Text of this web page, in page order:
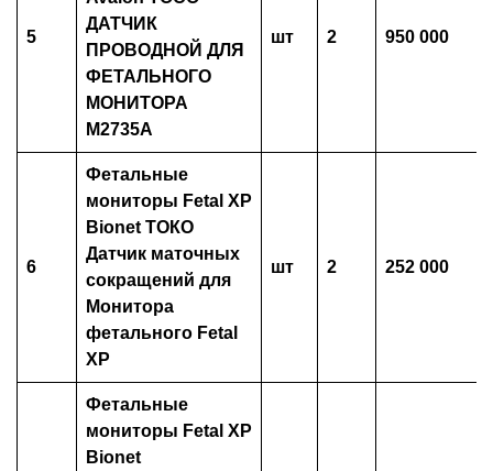
5
ДАТЧИК
ПРОВОДНОЙ ДЛЯ
ФЕТАЛЬНОГО
МОНИТОРА
M2735A
шт 2 950 000
6
Фетальные
мониторы Fetal XP
Bionet ТОКО
Датчик маточных
сокращений для
Монитора
фетального Fetal
XP
шт 2 252 000
Фетальные
мониторы Fetal XP
Bionet